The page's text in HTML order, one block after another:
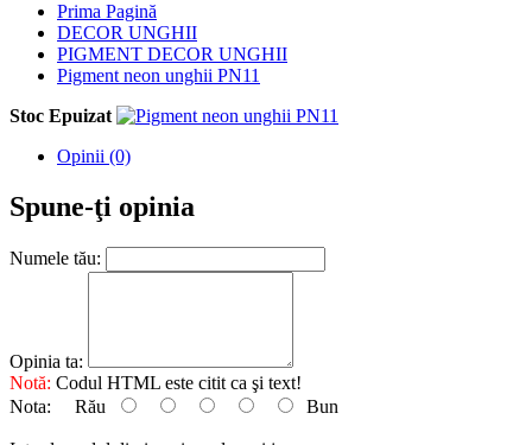
Prima Pagină
DECOR UNGHII
PIGMENT DECOR UNGHII
Pigment neon unghii PN11
Stoc Epuizat
Opinii (0)
Spune-ţi opinia
Numele tău:
Opinia ta:
Notă: Codul HTML este citit ca şi text!
Nota: Rău Bun